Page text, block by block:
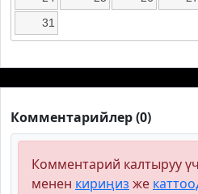
31
Комментарийлер (0)
Комментарий калтыруу
менен кириңиз же